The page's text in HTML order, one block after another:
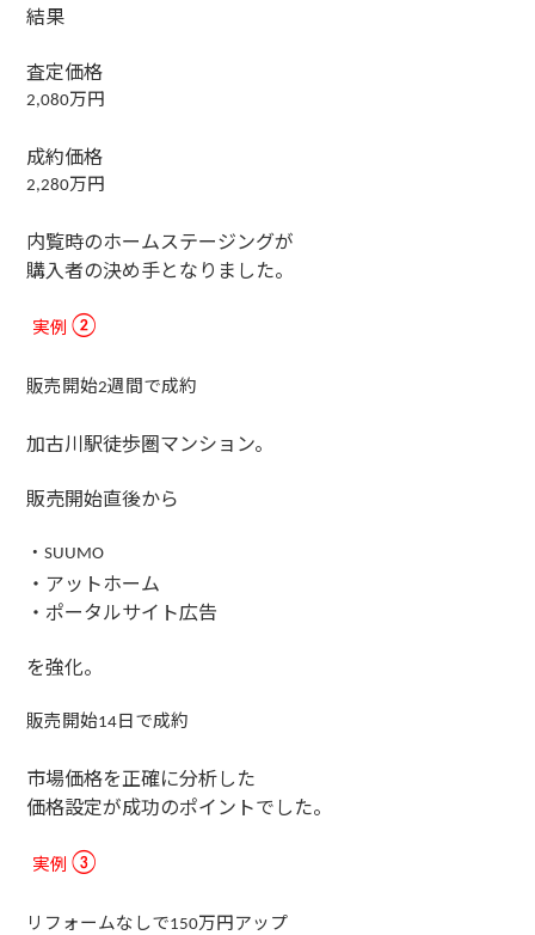
結果
査定価格
2,080万円
成約価格
2,280万円
内覧時のホームステージングが
購入者の決め手となりました。
実例 ②
販売開始2週間で成約
加古川駅徒歩圏マンション。
販売開始直後から
・SUUMO
・アットホーム
・ポータルサイト広告
を強化。
販売開始14日で成約
市場価格を正確に分析した
価格設定が成功のポイントでした。
実例 ③
リフォームなしで150万円アップ